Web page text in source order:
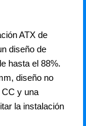
ATX de
diseño de
hasta el 88%.
diseño no
CC y una
la instalación